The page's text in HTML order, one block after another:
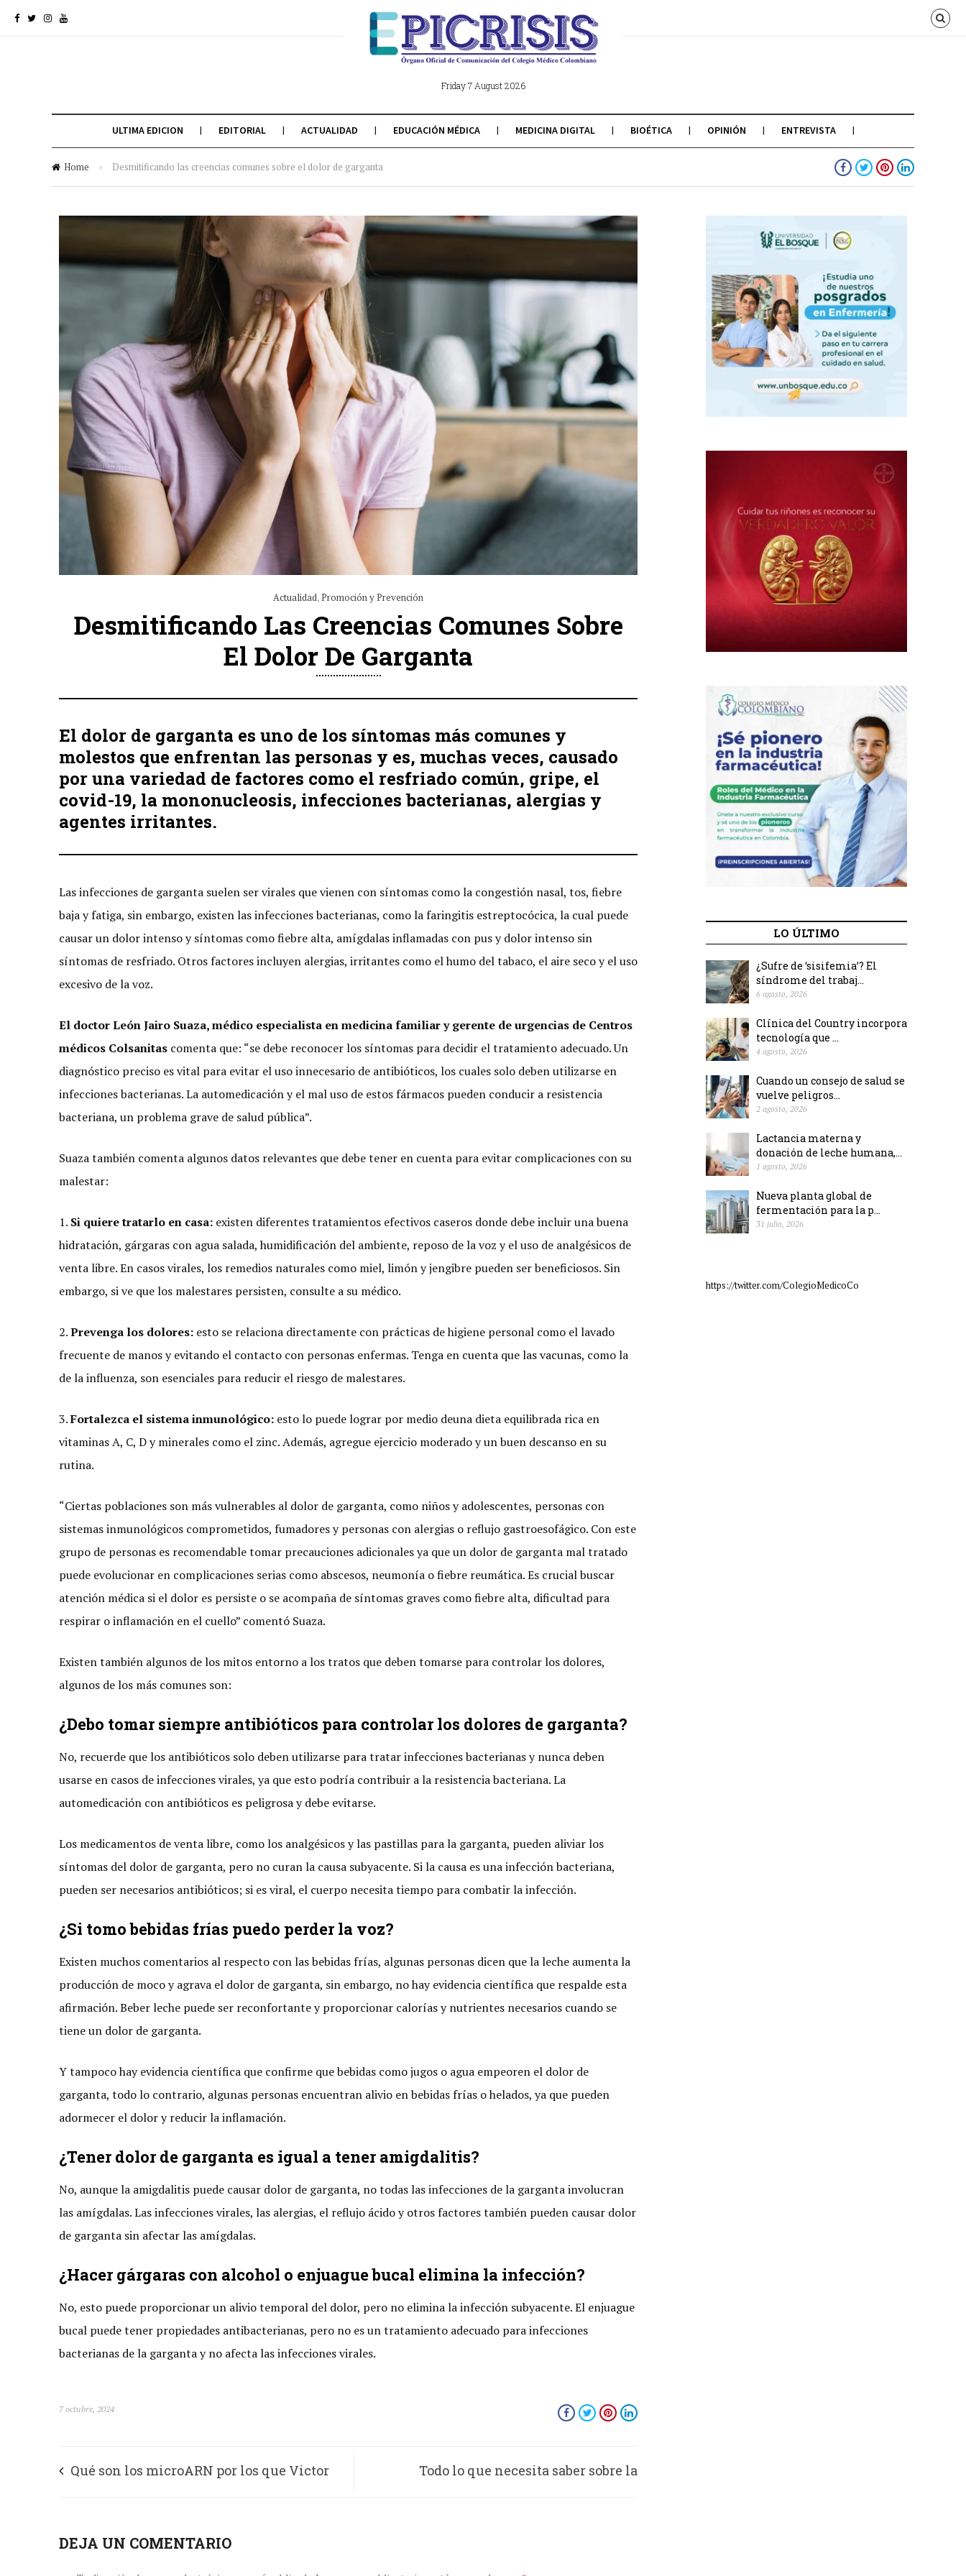
Friday 7 August 2026
ULTIMA EDICION EDITORIAL ACTUALIDAD EDUCACIÓN MÉDICA MEDICINA DIGITAL BIOÉTICA OPINIÓN ENTREVISTA
Home » Desmitificando las creencias comunes sobre el dolor de garganta
Actualidad,Promoción y Prevención
Desmitificando Las Creencias Comunes Sobre
El Dolor De Garganta
El dolor de garganta es uno de los síntomas más comunes y
molestos que enfrentan las personas y es, muchas veces, causado
por una variedad de factores como el resfriado común, gripe, el
covid-19, la mononucleosis, infecciones bacterianas, alergias y
agentes irritantes.
Las infecciones de garganta suelen ser virales que vienen con síntomas como la congestión nasal, tos, fiebre
baja y fatiga, sin embargo, existen las infecciones bacterianas, como la faringitis estreptocócica, la cual puede
causar un dolor intenso y síntomas como fiebre alta, amígdalas inflamadas con pus y dolor intenso sin
síntomas de resfriado. Otros factores incluyen alergias, irritantes como el humo del tabaco, el aire seco y el uso
excesivo de la voz.
El doctor León Jairo Suaza, médico especialista en medicina familiar y gerente de urgencias de Centros
médicos Colsanitas comenta que: “se debe reconocer los síntomas para decidir el tratamiento adecuado. Un
diagnóstico preciso es vital para evitar el uso innecesario de antibióticos, los cuales solo deben utilizarse en
infecciones bacterianas. La automedicación y el mal uso de estos fármacos pueden conducir a resistencia
bacteriana, un problema grave de salud pública”.
Suaza también comenta algunos datos relevantes que debe tener en cuenta para evitar complicaciones con su
malestar:
1. Si quiere tratarlo en casa: existen diferentes tratamientos efectivos caseros donde debe incluir una buena
hidratación, gárgaras con agua salada, humidificación del ambiente, reposo de la voz y el uso de analgésicos de
venta libre. En casos virales, los remedios naturales como miel, limón y jengibre pueden ser beneficiosos. Sin
embargo, si ve que los malestares persisten, consulte a su médico.
2.Prevenga los dolores: esto se relaciona directamente con prácticas de higiene personal como el lavado
frecuente de manos y evitando el contacto con personas enfermas. Tenga en cuenta que las vacunas, como la
de la influenza, son esenciales para reducir el riesgo de malestares.
3.Fortalezca el sistema inmunológico: esto lo puede lograr por medio deuna dieta equilibrada rica en
vitaminas A, C, D y minerales como el zinc. Además, agregue ejercicio moderado y un buen descanso en su
rutina.
“Ciertas poblaciones son más vulnerables al dolor de garganta, como niños y adolescentes, personas con
sistemas inmunológicos comprometidos, fumadores y personas con alergias o reflujo gastroesofágico. Con este
grupo de personas es recomendable tomar precauciones adicionales ya que un dolor de garganta mal tratado
puede evolucionar en complicaciones serias como abscesos, neumonía o fiebre reumática. Es crucial buscar
atención médica si el dolor es persiste o se acompaña de síntomas graves como fiebre alta, dificultad para
respirar o inflamación en el cuello” comentó Suaza.
Existen también algunos de los mitos entorno a los tratos que deben tomarse para controlar los dolores,
algunos de los más comunes son:
¿Debo tomar siempre antibióticos para controlar los dolores de garganta?
No, recuerde que los antibióticos solo deben utilizarse para tratar infecciones bacterianas y nunca deben
usarse en casos de infecciones virales, ya que esto podría contribuir a la resistencia bacteriana. La
automedicación con antibióticos es peligrosa y debe evitarse.
Los medicamentos de venta libre, como los analgésicos y las pastillas para la garganta, pueden aliviar los
síntomas del dolor de garganta, pero no curan la causa subyacente. Si la causa es una infección bacteriana,
pueden ser necesarios antibióticos; si es viral, el cuerpo necesita tiempo para combatir la infección.
¿Si tomo bebidas frías puedo perder la voz?
Existen muchos comentarios al respecto con las bebidas frías, algunas personas dicen que la leche aumenta la
producción de moco y agrava el dolor de garganta, sin embargo, no hay evidencia científica que respalde esta
afirmación. Beber leche puede ser reconfortante y proporcionar calorías y nutrientes necesarios cuando se
tiene un dolor de garganta.
Y tampoco hay evidencia científica que confirme que bebidas como jugos o agua empeoren el dolor de
garganta, todo lo contrario, algunas personas encuentran alivio en bebidas frías o helados, ya que pueden
adormecer el dolor y reducir la inflamación.
¿Tener dolor de garganta es igual a tener amigdalitis?
No, aunque la amigdalitis puede causar dolor de garganta, no todas las infecciones de la garganta involucran
las amígdalas. Las infecciones virales, las alergias, el reflujo ácido y otros factores también pueden causar dolor
de garganta sin afectar las amígdalas.
¿Hacer gárgaras con alcohol o enjuague bucal elimina la infección?
No, esto puede proporcionar un alivio temporal del dolor, pero no elimina la infección subyacente. El enjuague
bucal puede tener propiedades antibacterianas, pero no es un tratamiento adecuado para infecciones
bacterianas de la garganta y no afecta las infecciones virales.
7 octubre, 2024
Qué son los microARN por los que Victor
Nobel de Medicina
Todo lo que necesita saber sobre la
DEJA UN COMENTARIO
LO ÚLTIMO
¿Sufre de ‘sisifemia’? El
síndrome del trabaj...
6 agosto, 2026
Clínica del Country incorpora
tecnología que ...
4 agosto, 2026
Cuando un consejo de salud se
vuelve peligros...
2 agosto, 2026
Lactancia materna y
donación de leche humana,...
1 agosto, 2026
Nueva planta global de
fermentación para la p...
31 julio, 2026
https://twitter.com/ColegioMedicoCo